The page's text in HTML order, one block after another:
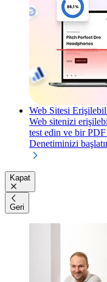
Web Sitesi
Web sitenizi
test edin ve bir PDF
Denetiminizi
Kapat
Geri